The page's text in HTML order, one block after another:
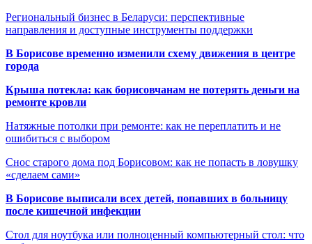
Региональный бизнес в Беларуси: перспективные
направления и доступные инструменты поддержки
В Борисове временно изменили схему движения в центре
города
Крыша потекла: как борисовчанам не потерять деньги на
ремонте кровли
Натяжные потолки при ремонте: как не переплатить и не
ошибиться с выбором
Снос старого дома под Борисовом: как не попасть в ловушку
«сделаем сами»
В Борисове выписали всех детей, попавших в больницу
после кишечной инфекции
Стол для ноутбука или полноценный компьютерный стол: что